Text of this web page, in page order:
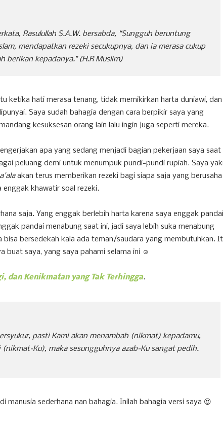
Rasulullah S.A.W. bersabda, “Sungguh beruntung
mendapatkan rezeki secukupnya, dan ia merasa cukup
berikan kepadanya."(H.R Muslim)
ketika hati merasa tenang, tidak memikirkan harta duniawi, dan
Saya sudah bahagia dengan cara berpikir saya yang
kesuksesan orang lain lalu ingin juga seperti mereka.
apa yang sedang menjadi bagian pekerjaan saya saat
peluang demi untuk menumpuk pundi-pundi rupiah. Saya
akan terus memberikan rezeki bagi siapa saja yang berusaha
enggak khawatir soal rezeki.
saja. Yang enggak berlebih harta karena saya enggak pandai
pandai menabung saat ini, jadi saya lebih suka menabung
bisa bersedekah kala ada teman/saudara yang membutuhkan.
buat saya, yang saya pahami selama ini ☺️
dan Kenikmatan yang Tak Terhingga.
pasti Kami akan menambah (nikmat) kepadamu,
Ku), maka sesungguhnya azab-Ku sangat pedih.
manusia sederhana nan bahagia. Inilah bahagia versi saya 😍